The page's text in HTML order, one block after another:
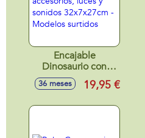
Encajable
Dinosaurio con
accesorios, luces y
sonidos
36 meses 19,95 €